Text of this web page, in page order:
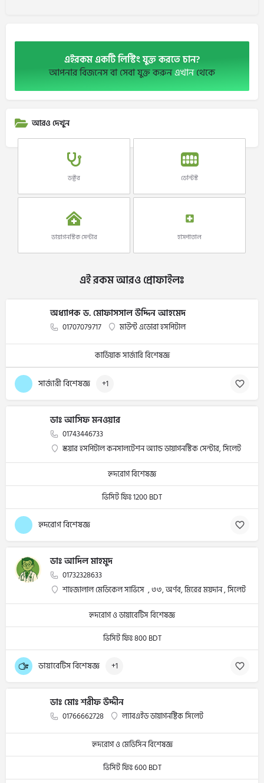
এইরকম একটি লিস্টিং যুক্ত করতে চান?
আপনার বিজনেস বা সেবা যুক্ত করুনএখানথেকে
আরও দেখুন
ডক্টর ডেন্টিস্ট
ডায়াগনস্টিক সেন্টার হাসপাতাল
এই রকম আরও প্রোফাইলঃ
অধ্যাপক ড. মোফাসসাল উদ্দিন আহমেদ
01707079717 মাউন্ট এডোরা হসপিটাল
কার্ডিয়াক সার্জারি বিশেষজ্ঞ
সার্জারী বিশেষজ্ঞ +1
ডাঃ আসিফ মনওয়ার
01743446733
স্কয়ার হসপিটাল কনসালটেশন অ্যান্ড ডায়াগনস্টিক সেন্টার, সিলেট
হৃদরোগ বিশেষজ্ঞ
ভিসিট ফিঃ 1200 BDT
হৃদরোগ বিশেষজ্ঞ
ডাঃ আদিল মাহমুদ
01732328633
শাহজালাল মেডিকেল সার্ভিসে , ৩৩, অর্ণব, মিরের ময়দান , সিলেট
হৃদরোগ ও ডায়াবেটিস বিশেষজ্ঞ
ভিসিট ফিঃ 800 BDT
ডায়াবেটিস বিশেষজ্ঞ +1
ডাঃ মোঃ শরীফ উদ্দীন
01766662728 ল্যাবএইড ডায়াগনষ্টিক সিলেট
হৃদরোগ ও মেডিসিন বিশেষজ্ঞ
ভিসিট ফিঃ 600 BDT